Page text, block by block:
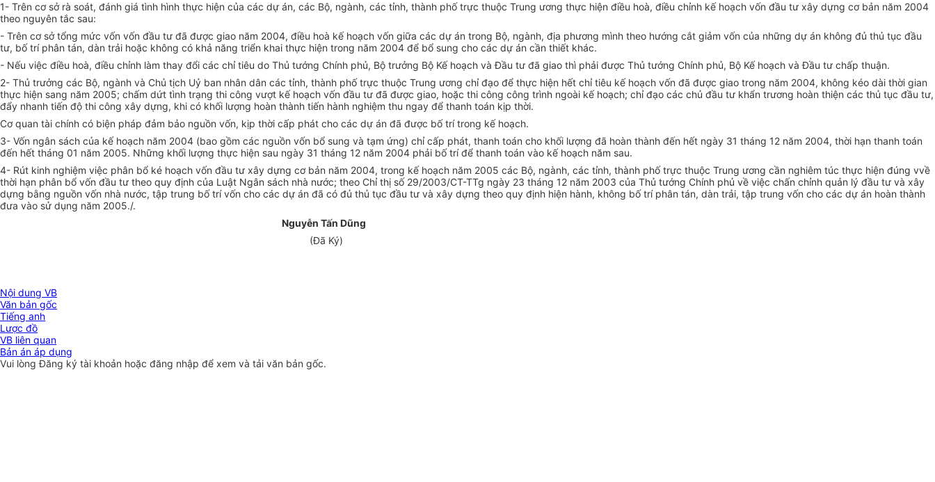
1- Trên cơ sở rà soát, đánh giá tình hình thực hiện của các dự án, các Bộ, ngành, các tỉnh, thành phố trực thuộc Trung ương thực hiện điều hoà, điều chỉnh kế hoạch vốn đầu tư xây dựng cơ bản năm 2004
theo nguyên tắc sau:
- Trên cơ sở tổng mức vốn vốn đầu tư đã được giao năm 2004, điều hoà kế hoạch vốn giữa các dự án trong Bộ, ngành, địa phương mình theo hướng cắt giảm vốn của những dự án không đủ thủ tục đầu
tư, bố trí phân tán, dàn trải hoặc không có khả năng triển khai thực hiện trong năm 2004 để bổ sung cho các dự án cần thiết khác.
- Nếu việc điều hoà, điều chỉnh làm thay đổi các chỉ tiêu do Thủ tướng Chính phủ, Bộ trưởng Bộ Kế hoạch và Đầu tư đã giao thì phải được Thủ tướng Chính phủ, Bộ Kế hoạch và Đầu tư chấp thuận.
2- Thủ trưởng các Bộ, ngành và Chủ tịch Uỷ ban nhân dân các tỉnh, thành phố trực thuộc Trung ương chỉ đạo để thực hiện hết chỉ tiêu kế hoạch vốn đã được giao trong năm 2004, không kéo dài thời gian
thực hiện sang năm 2005; chấm dứt tình trạng thi công vượt kế hoạch vốn đầu tư đã được giao, hoặc thi công công trình ngoài kế hoạch; chỉ đạo các chủ đầu tư khẩn trương hoàn thiện các thủ tục đầu tư,
đẩy nhanh tiến độ thi công xây dựng, khi có khối lượng hoàn thành tiến hành nghiệm thu ngay để thanh toán kịp thời.
Cơ quan tài chính có biện pháp đảm bảo nguồn vốn, kịp thời cấp phát cho các dự án đã được bố trí trong kế hoạch.
3- Vốn ngân sách của kế hoạch năm 2004 (bao gồm các nguồn vốn bổ sung và tạm ứng) chỉ cấp phát, thanh toán cho khối lượng đã hoàn thành đến hết ngày 31 tháng 12 năm 2004, thời hạn thanh toán
đến hết tháng 01 năm 2005. Những khối lượng thực hiện sau ngày 31 tháng 12 năm 2004 phải bố trí để thanh toán vào kế hoạch năm sau.
4- Rút kinh nghiệm việc phân bổ ké hoạch vốn đầu tư xây dựng cơ bản năm 2004, trong kế hoạch năm 2005 các Bộ, ngành, các tỉnh, thành phố trực thuộc Trung ương cần nghiêm túc thực hiện đúng vvề
thời hạn phân bổ vốn đầu tư theo quy định của Luật Ngân sách nhà nước; theo Chỉ thị số 29/2003/CT-TTg ngày 23 tháng 12 năm 2003 của Thủ tướng Chính phủ về việc chấn chỉnh quản lý đầu tư và xây
dựng bằng nguồn vốn nhà nước, tập trung bố trí vốn cho các dự án đã có đủ thủ tục đầu tư và xây dựng theo quy định hiện hành, không bố trí phân tán, dàn trải, tập trung vốn cho các dự án hoàn thành
đưa vào sử dụng năm 2005./.
Nguyễn Tấn Dũng
(Đã Ký)
Nội dung VB
Văn bản gốc
Tiếng anh
Lược đồ
VB liên quan
Bản án áp dụng
Vui lòngĐăng ký tài khoản hoặc đăng nhập để xem và tải văn bản gốc.